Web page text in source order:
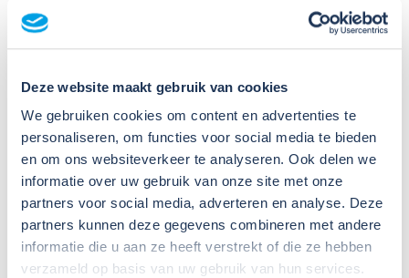
Deze website maakt gebruik van cookies
We gebruiken cookies om content en advertenties te
personaliseren, om functies voor social media te bieden
en om ons websiteverkeer te analyseren. Ook delen we
informatie over uw gebruik van onze site met onze
partners voor social media, adverteren en analyse. Deze
partners kunnen deze gegevens combineren met andere
informatie die u aan ze heeft verstrekt of die ze hebben
verzameld op basis van uw gebruik van hun services.
Meer activiteiten